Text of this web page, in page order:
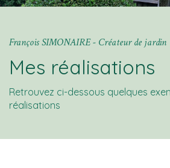
François SIMONAIRE - Créateur de jardin
Mes réalisations
Retrouvez ci-dessous quelques
réalisations